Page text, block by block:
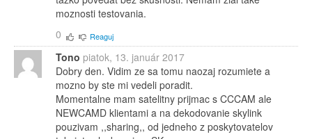
moznosti testovania.
0
Reaguj
Tono piatok, 13. január 2017
Dobry den. Vidim ze sa tomu naozaj rozumiete a
mozno by ste mi vedeli poradit.
Momentalne mam satelitny prijmac s CCCAM ale
NEWCAMD klientami a na dekodovanie skylink
pouzivam ,,sharing,, od jedneho z poskytovatelov